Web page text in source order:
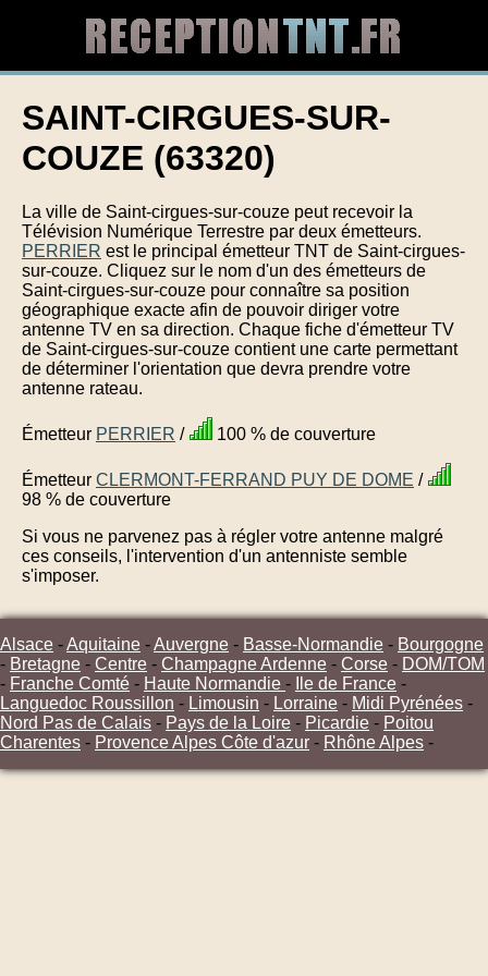
SAINT-CIRGUES-SUR-
COUZE (63320)
La ville de Saint-cirgues-sur-couze peut recevoir la
Télévision Numérique Terrestre par deux émetteurs.
PERRIER est le principal émetteur TNT de Saint-cirgues-
sur-couze. Cliquez sur le nom d'un des émetteurs de
Saint-cirgues-sur-couze pour connaître sa position
géographique exacte afin de pouvoir diriger votre
antenne TV en sa direction. Chaque fiche d'émetteur TV
de Saint-cirgues-sur-couze contient une carte permettant
de déterminer l'orientation que devra prendre votre
antenne rateau.
Émetteur PERRIER / 100 % de couverture
Émetteur CLERMONT-FERRAND PUY DE DOME /
98 % de couverture
Si vous ne parvenez pas à régler votre antenne malgré
ces conseils, l'intervention d'un antenniste semble
s'imposer.
Alsace -Aquitaine -Auvergne - Basse-Normandie - Bourgogne
- Bretagne - Centre - Champagne Ardenne - Corse - DOM/TOM
- Franche Comté - Haute Normandie - Ile de France -
Languedoc Roussillon - Limousin - Lorraine - Midi Pyrénées -
Nord Pas de Calais - Pays de la Loire - Picardie - Poitou
Charentes - Provence Alpes Côte d'azur - Rhône Alpes -